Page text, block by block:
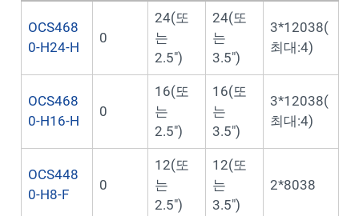
OCS468
0-H24-H
0
24(또
는
2.5")
24(또
는
3.5")
3*12038(
최대:4)
OCS468
0-H16-H
0
16(또
는
2.5")
16(또
는
3.5")
3*12038(
최대:4)
OCS448
0-H8-F
0
12(또
는
2.5")
12(또
는
3.5")
2*8038